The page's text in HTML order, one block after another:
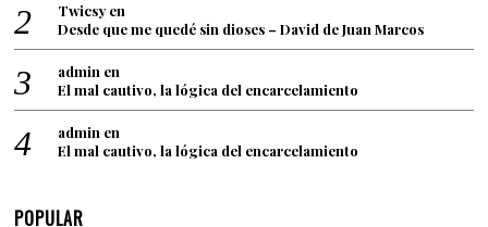
Twicsy en
Desde que me quedé sin dioses – David de Juan Marcos
admin en
El mal cautivo, la lógica del encarcelamiento
admin en
El mal cautivo, la lógica del encarcelamiento
POPULAR